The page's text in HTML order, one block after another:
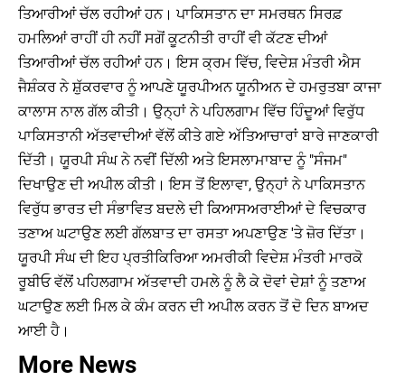
ਤਿਆਰੀਆਂ ਚੱਲ ਰਹੀਆਂ ਹਨ। ਪਾਕਿਸਤਾਨ ਦਾ ਸਮਰਥਨ ਸਿਰਫ਼
ਹਮਲਿਆਂ ਰਾਹੀਂ ਹੀ ਨਹੀਂ ਸਗੋਂ ਕੂਟਨੀਤੀ ਰਾਹੀਂ ਵੀ ਕੱਟਣ ਦੀਆਂ
ਤਿਆਰੀਆਂ ਚੱਲ ਰਹੀਆਂ ਹਨ। ਇਸ ਕ੍ਰਮ ਵਿੱਚ, ਵਿਦੇਸ਼ ਮੰਤਰੀ ਐਸ
ਜੈਸ਼ੰਕਰ ਨੇ ਸ਼ੁੱਕਰਵਾਰ ਨੂੰ ਆਪਣੇ ਯੂਰਪੀਅਨ ਯੂਨੀਅਨ ਦੇ ਹਮਰੁਤਬਾ ਕਾਜਾ
ਕਾਲਾਸ ਨਾਲ ਗੱਲ ਕੀਤੀ। ਉਨ੍ਹਾਂ ਨੇ ਪਹਿਲਗਾਮ ਵਿੱਚ ਹਿੰਦੂਆਂ ਵਿਰੁੱਧ
ਪਾਕਿਸਤਾਨੀ ਅੱਤਵਾਦੀਆਂ ਵੱਲੋਂ ਕੀਤੇ ਗਏ ਅੱਤਿਆਚਾਰਾਂ ਬਾਰੇ ਜਾਣਕਾਰੀ
ਦਿੱਤੀ। ਯੂਰਪੀ ਸੰਘ ਨੇ ਨਵੀਂ ਦਿੱਲੀ ਅਤੇ ਇਸਲਾਮਾਬਾਦ ਨੂੰ "ਸੰਜਮ"
ਦਿਖਾਉਣ ਦੀ ਅਪੀਲ ਕੀਤੀ। ਇਸ ਤੋਂ ਇਲਾਵਾ, ਉਨ੍ਹਾਂ ਨੇ ਪਾਕਿਸਤਾਨ
ਵਿਰੁੱਧ ਭਾਰਤ ਦੀ ਸੰਭਾਵਿਤ ਬਦਲੇ ਦੀ ਕਿਆਸਅਰਾਈਆਂ ਦੇ ਵਿਚਕਾਰ
ਤਣਾਅ ਘਟਾਉਣ ਲਈ ਗੱਲਬਾਤ ਦਾ ਰਸਤਾ ਅਪਣਾਉਣ 'ਤੇ ਜ਼ੋਰ ਦਿੱਤਾ।
ਯੂਰਪੀ ਸੰਘ ਦੀ ਇਹ ਪ੍ਰਤੀਕਿਰਿਆ ਅਮਰੀਕੀ ਵਿਦੇਸ਼ ਮੰਤਰੀ ਮਾਰਕੋ
ਰੂਬੀਓ ਵੱਲੋਂ ਪਹਿਲਗਾਮ ਅੱਤਵਾਦੀ ਹਮਲੇ ਨੂੰ ਲੈ ਕੇ ਦੋਵਾਂ ਦੇਸ਼ਾਂ ਨੂੰ ਤਣਾਅ
ਘਟਾਉਣ ਲਈ ਮਿਲ ਕੇ ਕੰਮ ਕਰਨ ਦੀ ਅਪੀਲ ਕਰਨ ਤੋਂ ਦੋ ਦਿਨ ਬਾਅਦ
ਆਈ ਹੈ।
More News